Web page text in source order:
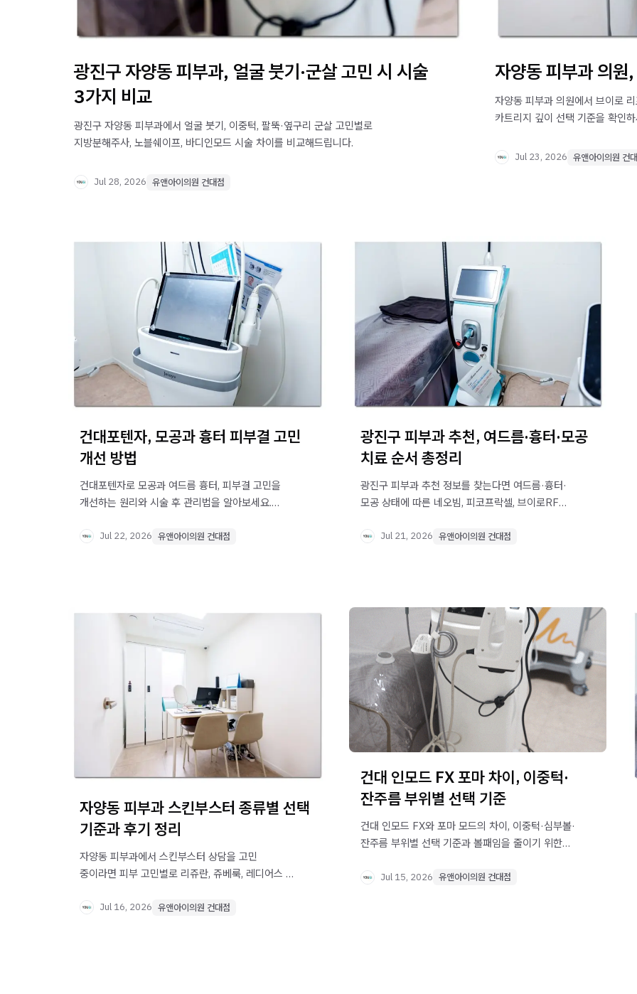
광진구 자양동 피부과, 얼굴 붓기·군살 고민 시 시술
3가지 비교
광진구 자양동 피부과에서 얼굴 붓기, 이중턱, 팔뚝·옆구리 군살 고민별로
지방분해주사, 노블쉐이프, 바디인모드 시술 차이를 비교해드립니다.
Jul 28, 2026 유앤아이의원 건대점
자양동 피부과 의원
자양동 피부과 의원에서 브이로
카트리지 깊이 선택 기준을 확인
Jul 23, 2026 유앤아이의원 건
건대포텐자, 모공과 흉터 피부결 고민
개선 방법
건대포텐자로 모공과 여드름 흉터, 피부결 고민을
개선하는 원리와 시술 후 관리법을 알아보세요.
정리했습니다.
Jul 22, 2026 유앤아이의원 건대점
광진구 피부과 추천, 여드름·흉터·모공
치료 순서 총정리
광진구 피부과 추천 정보를 찾는다면 여드름·흉터·
모공 상태에 따른 네오빔, 피코프락셀, 브이로RF
Jul 21, 2026 유앤아이의원 건대점
자양동 피부과 스킨부스터 종류별 선택
기준과 후기 정리
자양동 피부과에서 스킨부스터 상담을 고민
중이라면 피부 고민별로 리쥬란, 쥬베룩, 레디어스 등
Jul 16, 2026 유앤아이의원 건대점
건대 인모드 FX 포마 차이, 이중턱·
잔주름 부위별 선택 기준
건대 인모드 FX와 포마 모드의 차이, 이중턱·심부볼·
잔주름 부위별 선택 기준과 볼패임을 줄이기 위한
Jul 15, 2026 유앤아이의원 건대점